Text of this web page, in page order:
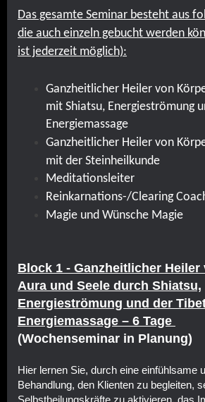
Das gesamte Seminar besteht aus
die auch einzeln gebucht werden
ist jederzeit möglich):
Ganzheitlicher Heiler von
mit Shiatsu, Energieströmung
Energiemassage
Ganzheitlicher Heiler von
mit der Steinheilkunde
Meditationsleiter
Reinkarnations-/Clearing
Magie und Wünsche Magie
Block 1 - Ganzheitlicher Heiler
Aura und Seele durch Shiatsu,
Energieströmung und der
Energiemassage – 6 Tage
(Wochenseminar in Planung)
Hier lernen Sie, durch eine einfühlsame
Behandlung, den Klienten zu begleiten,
Selbstheilungskräfte zu aktivieren, das